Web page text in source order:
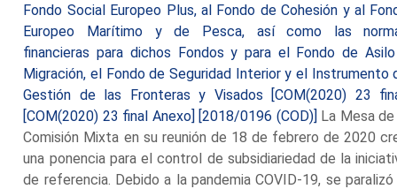
Fondo Social Europeo Plus, al Fondo de Cohesión y al
Europeo Marítimo y de Pesca, así como las
financieras para dichos Fondos y para el Fondo de
Migración, el Fondo de Seguridad Interior y el Instrumento
Gestión de las Fronteras y Visados [COM(2020) 23
[COM(2020) 23 final Anexo] [2018/0196 (COD)] La Mesa
Comisión Mixta en su reunión de 18 de febrero de 2020
una ponencia para el control de subsidiariedad de la
de referencia. Debido a la pandemia COVID-19, se paralizó